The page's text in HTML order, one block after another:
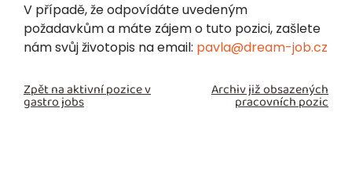
V případě, že odpovídáte uvedeným
požadavkům a máte zájem o tuto pozici, zašlete
nám svůj životopis na email: pavla@dream-job.cz
Zpět na aktivní pozice v
gastro jobs
Archiv již obsazených
pracovních pozic